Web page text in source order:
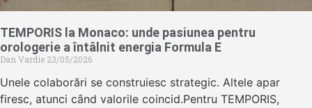
TEMPORIS la Monaco: unde pasiunea pentru
orologerie a întâlnit energia Formula E
Dan Vardie 23/05/2026
Unele colaborări se construiesc strategic. Altele apar
firesc, atunci când valorile coincid.Pentru TEMPORIS,